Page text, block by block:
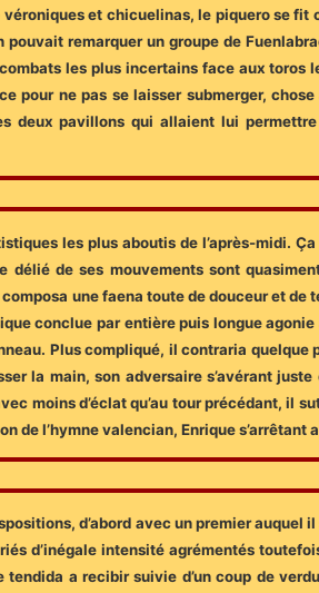
et chicuelinas, le piquero se
remarquer un groupe de
les plus incertains face aux toros
pour ne pas se laisser submerger,
deux pavillons qui allaient lui
les plus aboutis de l’après-midi.
de ses mouvements sont
une faena toute de douceur et de
conclue par entière puis longue
Plus compliqué, il contraria quelque
la main, son adversaire s’avérant
moins d’éclat qu’au tour précédant, il
l’hymne valencian, Enrique s’arrêtant
d’abord avec un premier auquel
d’inégale intensité agrémentés
a recibir suivie d’un coup de